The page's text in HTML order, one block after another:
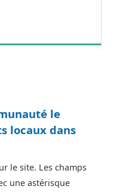
le
locaux dans
le site. Les champs
une astérisque